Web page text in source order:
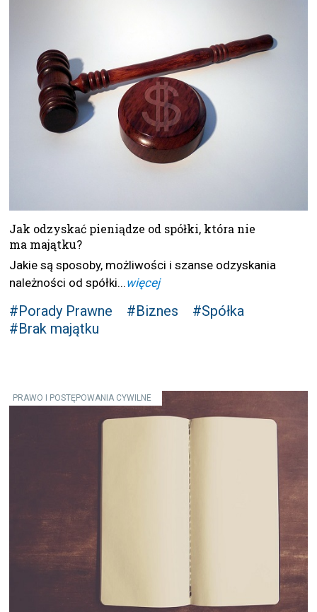
Jak odzyskać pieniądze od spółki, która nie
ma majątku?
Jakie są sposoby, możliwości i szanse odzyskania
należności od spółki... więcej
#Porady Prawne #Biznes
#Spółka
#Brak majątku
PRAWO I POSTĘPOWANIA CYWILNE